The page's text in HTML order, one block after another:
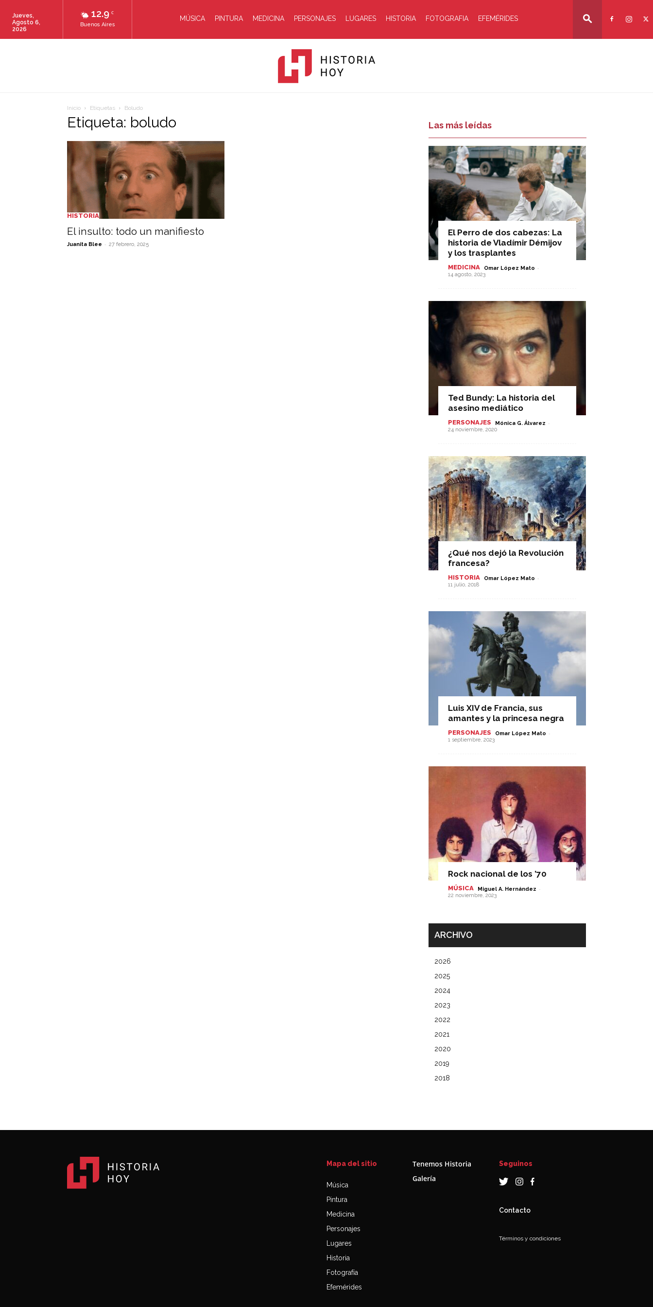
12.9 C
Buenos Aires
Jueves,
Agosto 6,
2026
MÚSICA PINTURA MEDICINA PERSONAJES LUGARES HISTORIA FOTOGRAFIA EFEMÉRIDES
Inicio Etiquetas Boludo
Etiqueta: boludo
HISTORIA
El insulto: todo un manifiesto
Juanita Blee - 27 febrero, 2025
Las más leídas
El Perro de dos cabezas: La
historia de Vladímir Démijov
y los trasplantes
MEDICINA Omar López Mato -
14 agosto, 2023
Ted Bundy: La historia del
asesino mediático
PERSONAJES Mónica G. Álvarez -
24 noviembre, 2020
¿Qué nos dejó la Revolución
francesa?
HISTORIA Omar López Mato -
11 julio, 2018
Luis XIV de Francia, sus
amantes y la princesa negra
PERSONAJES Omar López Mato -
1 septiembre, 2023
Rock nacional de los ’70
MÚSICA Miguel A. Hernández -
22 noviembre, 2023
ARCHIVO
2026
2025
2024
2023
2022
2021
2020
2019
2018
Mapa del sitio
Música
Pintura
Medicina
Personajes
Lugares
Historia
Fotografía
Efemérides
Tenemos Historia
Galería
Seguinos
Contacto
Términos y condiciones